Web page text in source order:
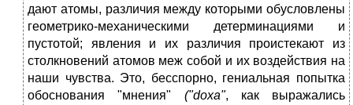
дают атомы, различия между которыми обусловлены
геометрико-механическими детерминациями и
пустотой; явления и их различия проистекают из
столкновений атомов меж собой и их воздействия на
наши чувства. Это, бесспорно, гениальная попытка
обоснования "мнения" ("doxa", как выражались